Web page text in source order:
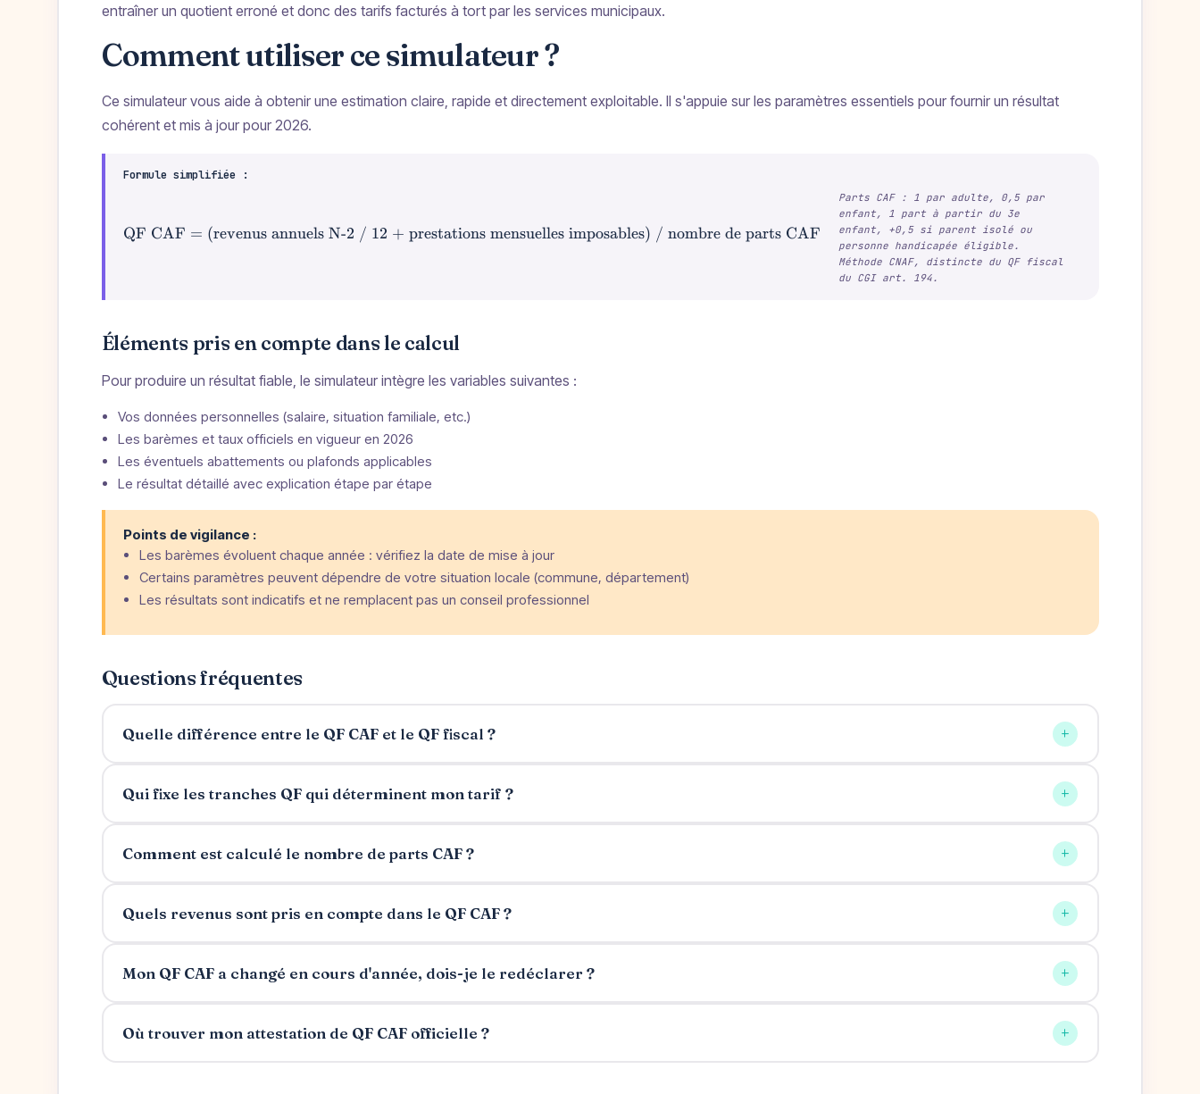
entraîner un quotient erroné et donc des tarifs facturés à tort par les services municipaux.
Comment utiliser ce simulateur ?
Ce simulateur vous aide à obtenir une estimation claire, rapide et directement exploitable. Il s'appuie sur les paramètres essentiels pour fournir un résultat
cohérent et mis à jour pour 2026.
Formule simplifiée :
\text{QF CAF = (revenus annuels N-2 / 12 + prestations mensuelles imposables) / nombre de parts
QF CAF = (revenus annuels N-2 / 12 + prestations mensuelles imposables) / nombre de parts CAF
Parts CAF : 1 par adulte, 0,5 par
enfant, 1 part à partir du 3e
enfant, +0,5 si parent isolé ou
personne handicapée éligible.
Méthode CNAF, distincte du QF fiscal
du CGI art. 194.
Éléments pris en compte dans le calcul
Pour produire un résultat fiable, le simulateur intègre les variables suivantes :
Vos données personnelles (salaire, situation familiale, etc.)
Les barèmes et taux officiels en vigueur en 2026
Les éventuels abattements ou plafonds applicables
Le résultat détaillé avec explication étape par étape
Points de vigilance :
Les barèmes évoluent chaque année : vérifiez la date de mise à jour
Certains paramètres peuvent dépendre de votre situation locale (commune, département)
Les résultats sont indicatifs et ne remplacent pas un conseil professionnel
Questions fréquentes
Quelle différence entre le QF CAF et le QF fiscal ? +
Qui fixe les tranches QF qui déterminent mon tarif ? +
Comment est calculé le nombre de parts CAF ? +
Quels revenus sont pris en compte dans le QF CAF ? +
Mon QF CAF a changé en cours d'année, dois-je le redéclarer ? +
Où trouver mon attestation de QF CAF officielle ? +